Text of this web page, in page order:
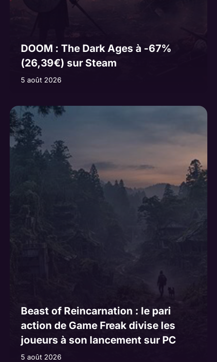
DOOM : The Dark Ages à -67%
(26,39€) sur Steam
5 août 2026
Beast of Reincarnation : le pari
action de Game Freak divise les
joueurs à son lancement sur PC
5 août 2026